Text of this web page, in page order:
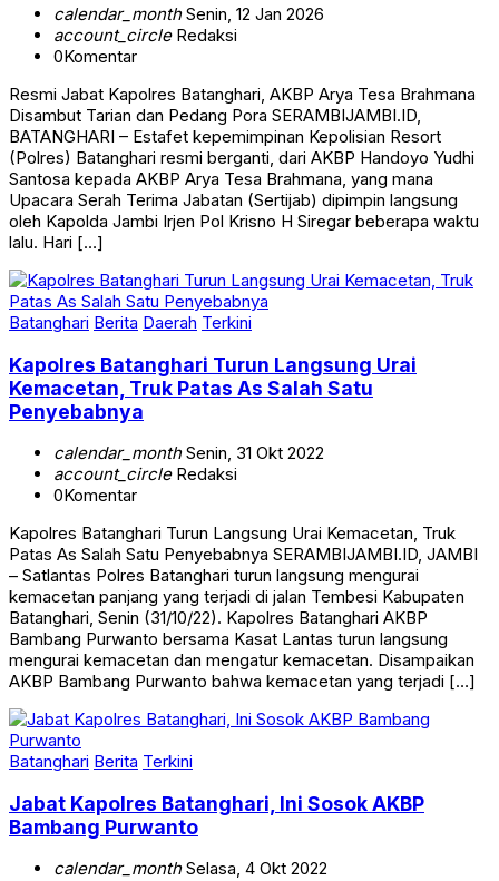
calendar_monthSenin, 12 Jan 2026
account_circleRedaksi
0Komentar
Resmi Jabat Kapolres Batanghari, AKBP Arya Tesa Brahmana
Disambut Tarian dan Pedang Pora SERAMBIJAMBI.ID,
BATANGHARI – Estafet kepemimpinan Kepolisian Resort
(Polres) Batanghari resmi berganti, dari AKBP Handoyo Yudhi
Santosa kepada AKBP Arya Tesa Brahmana, yang mana
Upacara Serah Terima Jabatan (Sertijab) dipimpin langsung
oleh Kapolda Jambi Irjen Pol Krisno H Siregar beberapa waktu
lalu. Hari […]
Batanghari Berita Daerah Terkini
Kapolres Batanghari Turun Langsung Urai
Kemacetan, Truk Patas As Salah Satu
Penyebabnya
calendar_monthSenin, 31 Okt 2022
account_circleRedaksi
0Komentar
Kapolres Batanghari Turun Langsung Urai Kemacetan, Truk
Patas As Salah Satu Penyebabnya SERAMBIJAMBI.ID, JAMBI
– Satlantas Polres Batanghari turun langsung mengurai
kemacetan panjang yang terjadi di jalan Tembesi Kabupaten
Batanghari, Senin (31/10/22). Kapolres Batanghari AKBP
Bambang Purwanto bersama Kasat Lantas turun langsung
mengurai kemacetan dan mengatur kemacetan. Disampaikan
AKBP Bambang Purwanto bahwa kemacetan yang terjadi […]
Batanghari Berita Terkini
Jabat Kapolres Batanghari, Ini Sosok AKBP
Bambang Purwanto
calendar_monthSelasa, 4 Okt 2022